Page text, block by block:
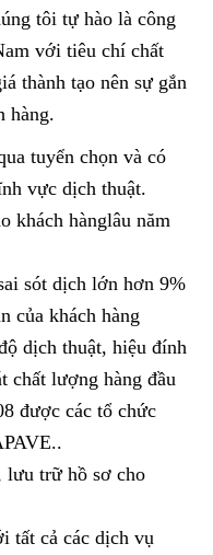
tôi tự hào là công
với tiêu chí chất
thành tạo nên sự gắn
hàng.
tuyển chọn và có
vực dịch thuật.
khách hànglâu năm
sót dịch lớn hơn 9%
của khách hàng
dịch thuật, hiệu đính
chất lượng hàng đầu
được các tổ chức
lưu trữ hồ sơ cho
tất cả các dịch vụ